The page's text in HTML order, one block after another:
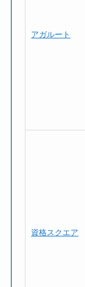
アガルート
資格スクエア